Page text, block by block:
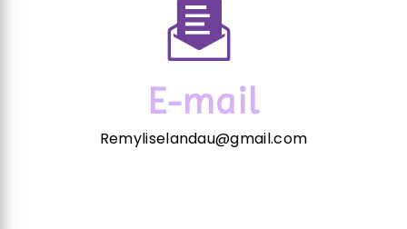
E-mail
Remyliselandau@gmail.com